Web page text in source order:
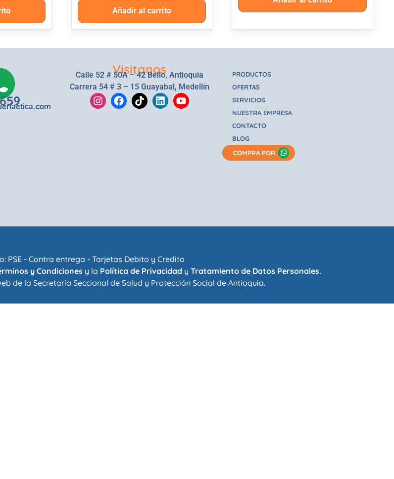
Añadir al carrito
Visitanos
Calle 52 # 50A – 42 Bello, Antioquia
Carrera 54 # 3 – 15 Guayabal, Medellín
PRODUCTOS
OFERTAS
SERVICIOS
NUESTRA EMPRESA
CONTACTO
BLOG
COMPRA POR
PSE - Contra entrega - Tarjetas Debito y Credito
y Condiciones y la Política de Privacidad y Tratamiento de Datos Personales.
de la Secretaría Seccional de Salud y Protección Social de Antioquia.